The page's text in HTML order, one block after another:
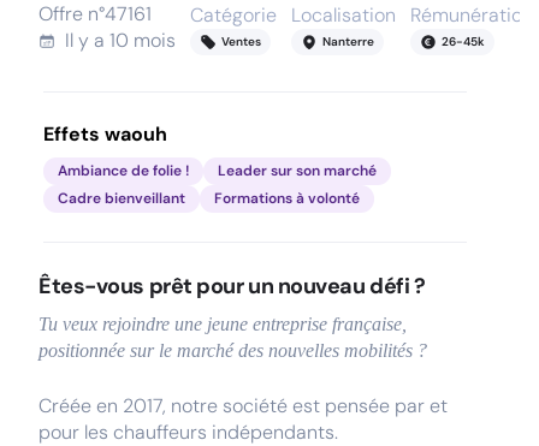
Offre n°47161
Il y a 10 mois
Catégorie
Ventes
Localisation
Nanterre
Rémunération
26-45k
Effets waouh
Ambiance de folie !
Leader sur son marché
Cadre bienveillant
Formations à volonté
Êtes-vous prêt pour un nouveau défi ?
Tu veux rejoindre une jeune entreprise française,
positionnée sur le marché des nouvelles mobilités ?
Créée en 2017, notre société est pensée par et
pour les chauffeurs indépendants.